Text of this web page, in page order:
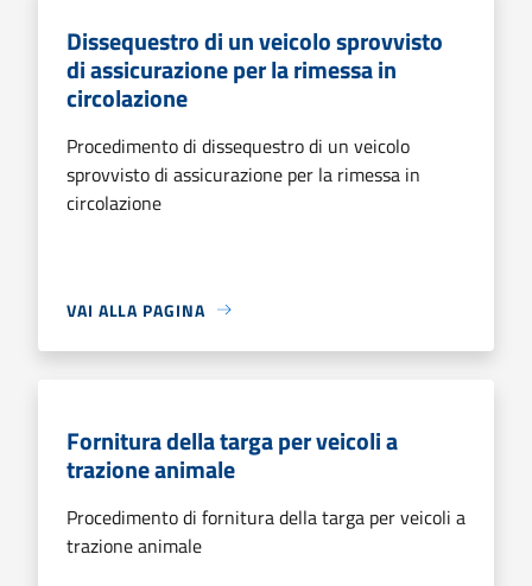
Dissequestro di un veicolo sprovvisto
di assicurazione per la rimessa in
circolazione
Procedimento di dissequestro di un veicolo
sprovvisto di assicurazione per la rimessa in
circolazione
VAI ALLA PAGINA
Fornitura della targa per veicoli a
trazione animale
Procedimento di fornitura della targa per veicoli a
trazione animale